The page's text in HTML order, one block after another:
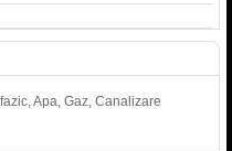
Apa, Gaz, Canalizare